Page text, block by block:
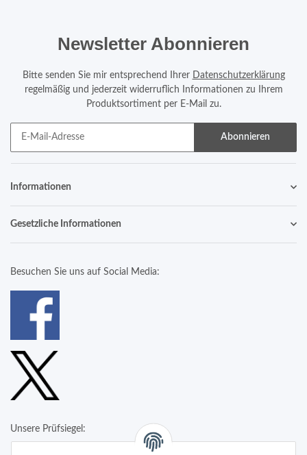
Newsletter Abonnieren
Bitte senden Sie mir entsprechend Ihrer
Datenschutzerklärung
regelmäßig und jederzeit widerruflich Informationen zu Ihrem
Produktsortiment per E-Mail zu.
Abonnieren
Informationen
Gesetzliche Informationen
Besuchen Sie uns auf Social Media:
Unsere Prüfsiegel: